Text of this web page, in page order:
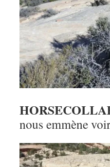
nous emmène